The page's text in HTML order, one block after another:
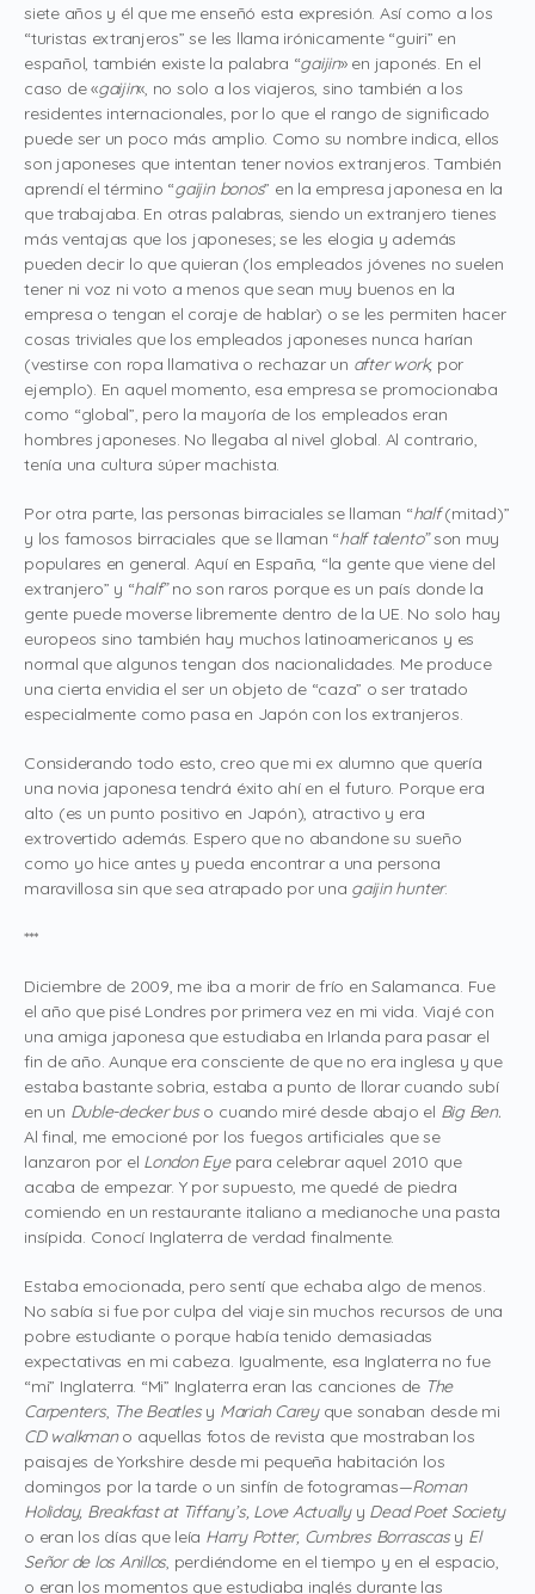
siete años y él que me enseñó esta expresión. Así como a los
“turistas extranjeros” se les llama irónicamente “guiri” en
español, también existe la palabra “gaijin» en japonés. En el
caso de «gaijin«, no solo a los viajeros, sino también a los
residentes internacionales, por lo que el rango de significado
puede ser un poco más amplio. Como su nombre indica, ellos
son japoneses que intentan tener novios extranjeros. También
aprendí el término “gaijin bonos” en la empresa japonesa en la
que trabajaba. En otras palabras, siendo un extranjero tienes
más ventajas que los japoneses; se les elogia y además
pueden decir lo que quieran (los empleados jóvenes no suelen
tener ni voz ni voto a menos que sean muy buenos en la
empresa o tengan el coraje de hablar) o se les permiten hacer
cosas triviales que los empleados japoneses nunca harían
(vestirse con ropa llamativa o rechazar un after work, por
ejemplo). En aquel momento, esa empresa se promocionaba
como “global”, pero la mayoría de los empleados eran
hombres japoneses. No llegaba al nivel global. Al contrario,
tenía una cultura súper machista.
Por otra parte, las personas birraciales se llaman “half(mitad)”
y los famosos birraciales que se llaman “half talento”son muy
populares en general. Aquí en España, “la gente que viene del
extranjero” y “half”no son raros porque es un país donde la
gente puede moverse libremente dentro de la UE. No solo hay
europeos sino también hay muchos latinoamericanos y es
normal que algunos tengan dos nacionalidades. Me produce
una cierta envidia el ser un objeto de “caza” o ser tratado
especialmente como pasa en Japón con los extranjeros.
Considerando todo esto, creo que mi ex alumno que quería
una novia japonesa tendrá éxito ahí en el futuro. Porque era
alto (es un punto positivo en Japón), atractivo y era
extrovertido además. Espero que no abandone su sueño
como yo hice antes y pueda encontrar a una persona
maravillosa sin que sea atrapado por una gaijin hunter.
***
Diciembre de 2009, me iba a morir de frío en Salamanca. Fue
el año que pisé Londres por primera vez en mi vida. Viajé con
una amiga japonesa que estudiaba en Irlanda para pasar el
fin de año. Aunque era consciente de que no era inglesa y que
estaba bastante sobria, estaba a punto de llorar cuando subí
en un Duble-decker bus o cuando miré desde abajo el Big Ben.
Al final, me emocioné por los fuegos artificiales que se
lanzaron por el London Eyepara celebrar aquel 2010 que
acaba de empezar. Y por supuesto, me quedé de piedra
comiendo en un restaurante italiano a medianoche una pasta
insípida. Conocí Inglaterra de verdad finalmente.
Estaba emocionada, pero sentí que echaba algo de menos.
No sabía si fue por culpa del viaje sin muchos recursos de una
pobre estudiante o porque había tenido demasiadas
expectativas en mi cabeza. Igualmente, esa Inglaterra no fue
“mi” Inglaterra. “Mi” Inglaterra eran las canciones de The
Carpenters, The Beatlesy Mariah Careyque sonaban desde mi
CD walkmano aquellas fotos de revista que mostraban los
paisajes de Yorkshire desde mi pequeña habitación los
domingos por la tarde o un sinfín de fotogramas—Roman
Holiday, Breakfast at Tiffany’s, Love Actuallyy Dead Poet Society
o eran los días que leía Harry Potter, Cumbres Borrascasy El
Señor de los Anillos, perdiéndome en el tiempo y en el espacio,
o eran los momentos que estudiaba inglés durante las